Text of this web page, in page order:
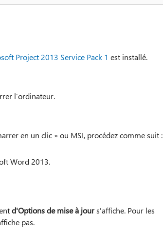
Project 2013 Service Pack 1 est installé.
l’ordinateur.
en un clic » ou MSI, procédez comme suit :
Word 2013.
d'Options de mise à jours'affiche. Pour les
pas.